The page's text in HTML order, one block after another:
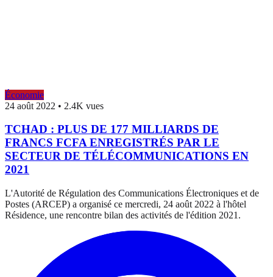
Économie
24 août 2022 • 2.4K vues
TCHAD : PLUS DE 177 MILLIARDS DE
FRANCS FCFA ENREGISTRÉS PAR LE
SECTEUR DE TÉLÉCOMMUNICATIONS EN
2021
L'Autorité de Régulation des Communications Électroniques et de
Postes (ARCEP) a organisé ce mercredi, 24 août 2022 à l'hôtel
Résidence, une rencontre bilan des activités de l'édition 2021.